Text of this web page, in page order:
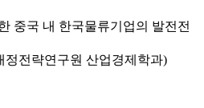
중국 내 한국물류기업의 발전전
정전략연구원 산업경제학과)